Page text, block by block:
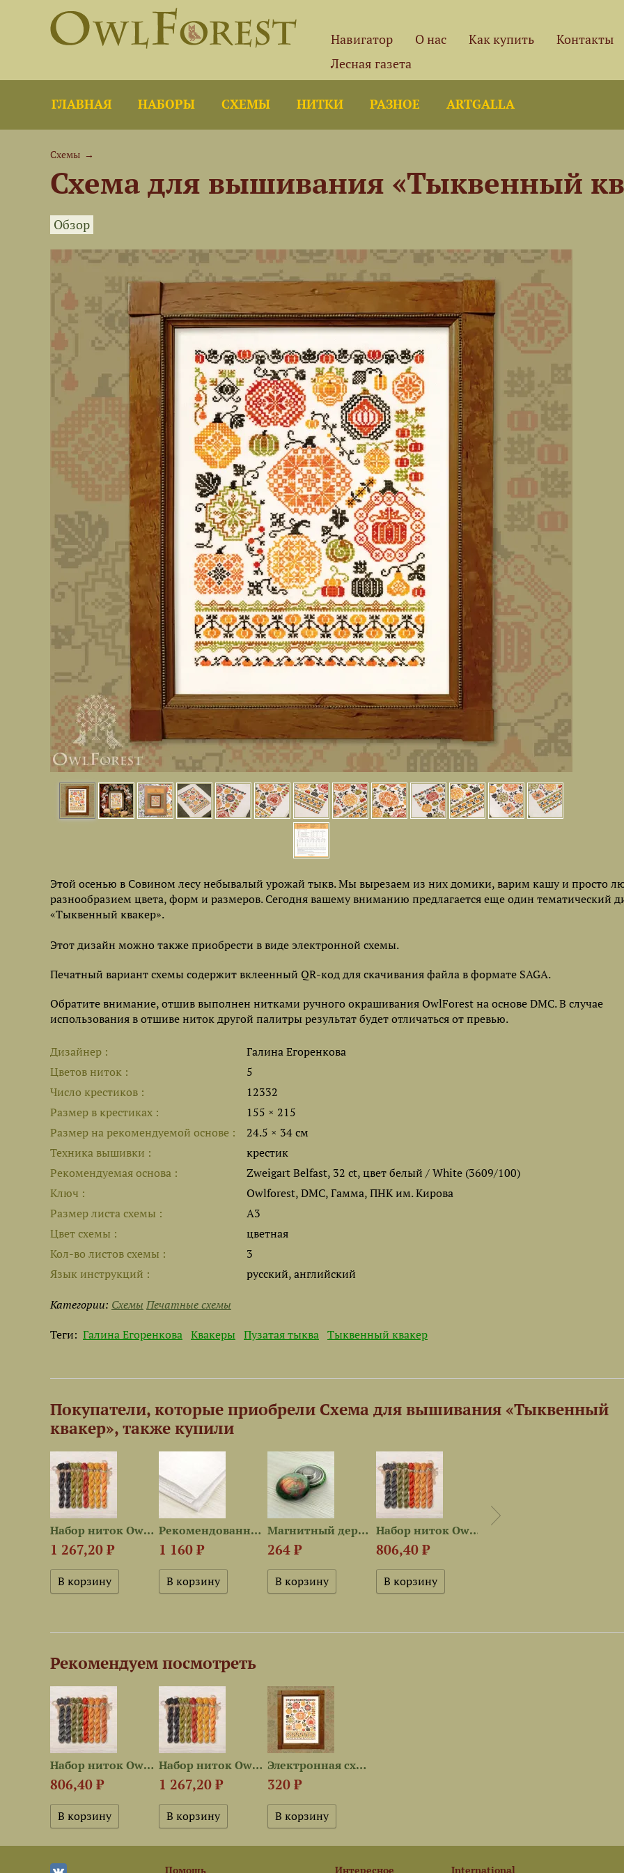
Навигатор О нас Как купить Контакты
Лесная газета
ГЛАВНАЯ НАБОРЫ СХЕМЫ НИТКИ РАЗНОЕ ARTGALLA
Схемы →
Схема для вышивания «Тыквенный
Обзор
Этой осенью в Совином лесу небывалый урожай тыкв. Мы вырезаем из них домики, варим кашу и просто
разнообразием цвета, форм и размеров. Сегодня вашему вниманию предлагается еще один тематический
«Тыквенный квакер».
Этот дизайн можно также приобрести в виде электронной схемы.
Печатный вариант схемы содержит вклеенный QR-код для скачивания файла в формате SAGA.
Обратите внимание, отшив выполнен нитками ручного окрашивания OwlForest на основе DMC. В случае
использования в отшиве ниток другой палитры результат будет отличаться от превью.
Дизайнер
Галина Егоренкова
Цветов ниток
5
Число крестиков
12332
Размер в крестиках
155 × 215
Размер на рекомендуемой основе
24.5 × 34 см
Техника вышивки
крестик
Рекомендуемая основа
Zweigart Belfast, 32 ct, цвет белый / White (3609/100)
Ключ
Owlforest, DMC, Гамма, ПНК им. Кирова
Размер листа cхемы
A3
Цвет схемы
цветная
Кол-во листов схемы
3
Язык инструкций
русский, английский
Категории: Схемы Печатные схемы
Теги: Галина Егоренкова Квакеры Пузатая тыква Тыквенный квакер
Покупатели, которые приобрели Схема для вышивания «Тыквенный
квакер», также купили
Набор ниток OwlForest для...
1 267,20 ₽
Рекомендованная ткань для...
1 160 ₽
Магнитный держатель «Тыква»
264 ₽
Набор ниток OwlForest для...
806,40 ₽
Рекомендуем посмотреть
Набор ниток OwlForest для...
806,40 ₽
Набор ниток OwlForest для...
1 267,20 ₽
Электронная схема...
320 ₽
Помощь Интересное International